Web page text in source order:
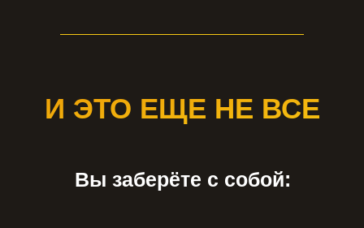
Вы заберёте с собой:
И ЭТО ЕЩЕ НЕ ВСЕ